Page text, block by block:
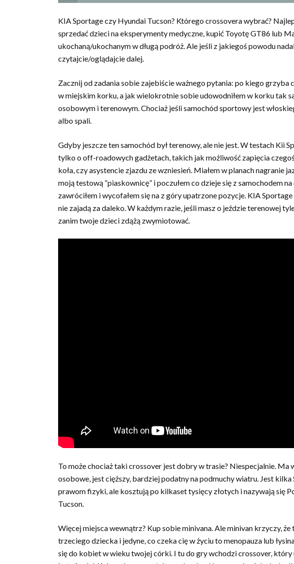
KIA Sportage czy Hyundai Tucson? Którego crossovera wybrać?
sprzedać dzieci na eksperymenty medyczne, kupić Toyotę GT86 lub
ukochaną/ukochanym w długą podróż. Ale jeśli z jakiegoś powodu
czytajcie/oglądajcie dalej.
Zacznij od zadania sobie zajebiście ważnego pytania: po kiego grzyba
w miejskim korku, a jak wielokrotnie sobie udowodniłem w korku tak
osobowym i terenowym. Chociaż jeśli samochód sportowy jest
albo spali.
Gdyby jeszcze ten samochód był terenowy, ale nie jest. W testach Kii
tylko o off-roadowych gadżetach, takich jak możliwość zapięcia
koła, czy asystencie zjazdu ze wzniesień. Miałem w planach nagranie
moją testową “piaskownicę” i poczułem co dzieje się z samochodem
zawróciłem i wycofałem się na z góry upatrzone pozycje. KIA
nie zajadą za daleko. W każdym razie, jeśli masz o jeździe terenowej
zanim twoje dzieci zdążą zwymiotować.
To może chociaż taki crossover jest dobry w trasie? Niespecjalnie.
osobowe, jest cięższy, bardziej podatny na podmuchy wiatru. Jest
prawom fizyki, ale kosztują po kilkaset tysięcy złotych i nazywają się
Tucson.
Więcej miejsca wewnątrz? Kup sobie minivana. Ale minivan krzyczy,
trzeciego dziecka i jedyne, co czeka cię w życiu to menopauza lub
się do kobiet w wieku twojej córki. I tu do gry wchodzi crossover,